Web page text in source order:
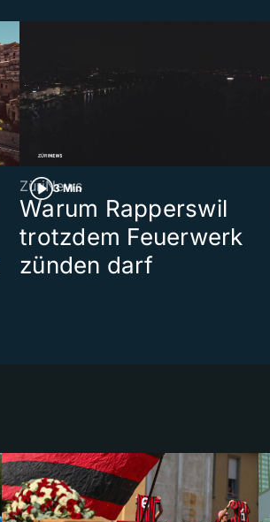
3 Min
ZüriNews
Warum Rapperswil
trotzdem Feuerwerk
zünden darf